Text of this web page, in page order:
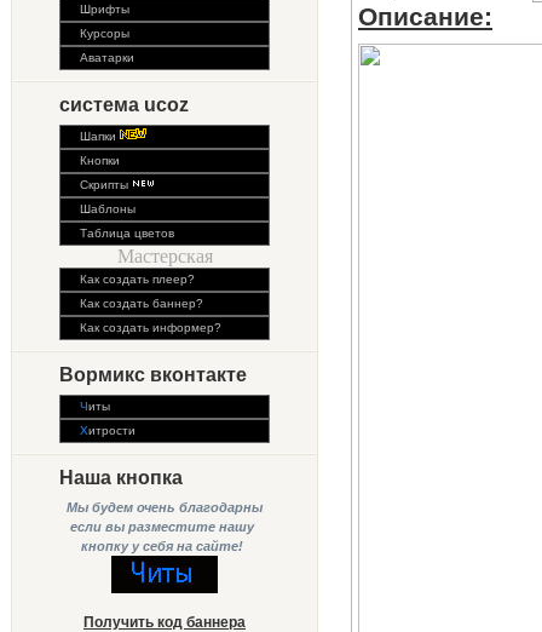
Шрифты
Курсоры
Аватарки
система ucoz
Шапки
Кнопки
Скрипты
Шаблоны
Таблица цветов
Мастерская
Как создать плеер?
Как создать баннер?
Как создать информер?
Вормикс вконтакте
Читы
Хитрости
Наша кнопка
Мы будем очень благодарны
если вы разместите нашу
кнопку у себя на сайте!
Получить код баннера
Описание: